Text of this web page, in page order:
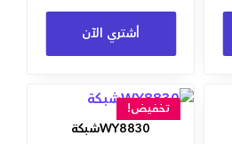
أشتري الآن
تخفيض!
WY8830شبكة